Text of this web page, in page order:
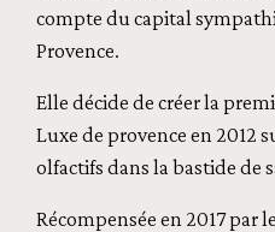
compte du capital
Provence.
Elle décide de créer la
Luxe de provence en 2012
olfactifs dans la bastide de
Récompensée en 2017 par